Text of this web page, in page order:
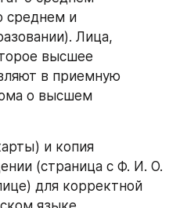
среднем и
Лица,
высшее
в приемную
о высшем
и копия
(страница с Ф. И. О.
для корректной